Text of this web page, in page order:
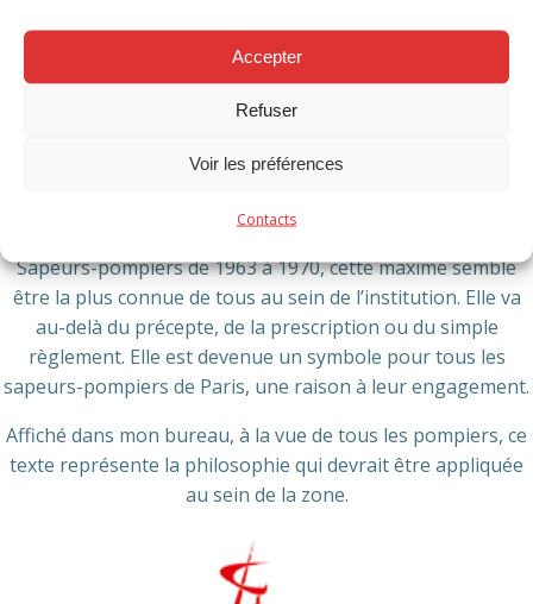
Accepter
Refuser
Voir les préférences
Contacts
de chef de service mais aussi de formateur à l’Ecole du Feu,
permettent une participation active aux échanges de la
Brigade de Sapeurs-Pompiers de Paris (BSPP) durant les
poste de garde de la caserne principale de Paris reflète
Sapeurs-pompiers de 1963 à 1970, cette maxime semble
être la plus connue de tous au sein de l’institution. Elle va
au-delà du précepte, de la prescription ou du simple
règlement. Elle est devenue un symbole pour tous les
sapeurs-pompiers de Paris, une raison à leur engagement.
Affiché dans mon bureau, à la vue de tous les pompiers, ce
texte représente la philosophie qui devrait être appliquée
au sein de la zone.